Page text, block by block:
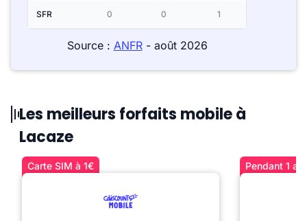
SFR 0 0 1
Source : ANFR- août 2026
Les meilleurs forfaits mobile à
Lacaze
Carte SIM à 1€ Pendant 1